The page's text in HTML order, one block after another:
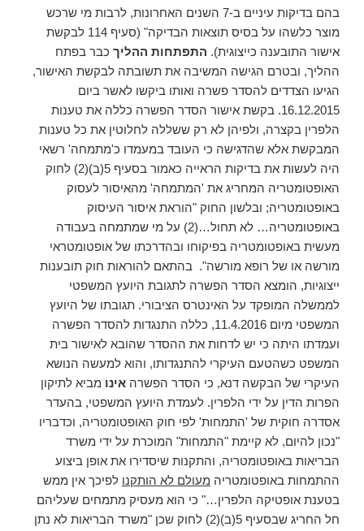
בהם בדיקות עיניים ב-7 השנים האחרונות, לרבות מי שרכש
מוצר כלשהו על בסיס תוצאות הבדיקה" (סעיף 114 לבקשת
אישור התובענה כייצוגית). התפתחות ההליך כבר בפתח
ההליך, ובטרם הגישה המשיבה את תשובתה לבקשת האישור,
הגיעו הצדדים להסדר פשרה ואותו ביקשו לאשר ביום
16.12.2015. בקשת אישור הסדר הפשרה כללה את טענות
הלפרין בקצרה, ולפיהן לא רק ששללה לחלוטין את כל טענות
המבקשת אלא שהדגישה כי העובד במעמדו כ'מתמחה' רשאי
היה לעשות את בדיקות הראייה כאמור בסעיף 5(ב)(2) לחוק
האופטומטריה המחריג את 'המתמחה' מהאיסור לעסוק
באופטומטריה; ובלשון החוק "הוראת איסור העיסוק
באופטומטריה… לא תחול…(2) על מי שמתמחה בעבודה
מעשית באופטומטריה בפיקוחו ובהדרכתו של אופטומטראי
מורשה או של רופא מורשה". בהתאם להוראות חוק תובענות
ייצוגיות, הומצא הסדר הפשרה לתגובת היועץ המשפטי
לממשלה המופקד על האינטרס הציבורי. תגובתו של היועץ
המשפטי מיום 11.4.2016, כללה התנגדות להסדר הפשרה
ועמדתו היתה כי יש לדחות את ההסדר שהובא לאישור בית
המשפט כשהטעם העיקרי להתנגדותו, והוא למעשה הנושא
העיקרי של הבקשה דנא, כי הסדר הפשרה אינו מביא לתיקון
הפרות הדין על ידי הלפרין. לעמדת היועץ המשפטי, בהעדר
אסדרה חוקית של 'התמחות' לפי חוק האופטומטריה, וכדבריו
"נכון להיום, לא קיימת "התמחות" המוכרת על ידי משרד
הבריאות באופטומטריה, והתקנות שיסדירו את אופן ביצוע
ההתמחות באופטומטריה מעולם לא הותקנו לפיכך אין ממש
בטענת אופטיקה הלפרין…" כי הוא מעסיק מתמחים שעליהם
חל החריג שבסעיף 5(ב)(2) לחוק שכן "משרד הבריאות לא נתן